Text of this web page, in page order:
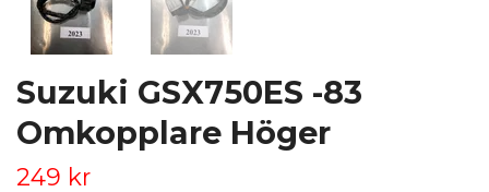
Suzuki GSX750ES -83
Omkopplare Höger
249 kr